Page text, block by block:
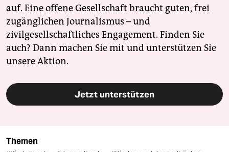
auf. Eine offene Gesellschaft braucht guten, frei
zugänglichen Journalismus – und
zivilgesellschaftliches Engagement. Finden Sie
auch? Dann machen Sie mit und unterstützen Sie
unsere Aktion.
Jetzt unterstützen
Themen